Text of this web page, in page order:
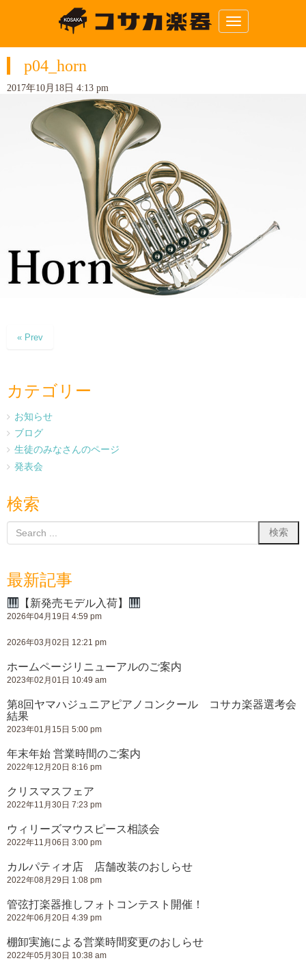
N
a
p04_horn
2017年10月18日 4:13 pm
« Prev
カテゴリー
お知らせ
ブログ
生徒のみなさんのページ
発表会
検索
最新記事
【新発売モデル入荷】
2026年04月19日 4:59 pm
2026年03月02日 12:21 pm
ホームページリニューアルのご案内
2023年02月01日 10:49 am
第8回ヤマハジュニアピアノコンクール コサカ楽器選考会
結果
2023年01月15日 5:00 pm
年末年始 営業時間のご案内
2022年12月20日 8:16 pm
クリスマスフェア
2022年11月30日 7:23 pm
ウィリーズマウスピース相談会
2022年11月06日 3:00 pm
カルパティオ店 店舗改装のおしらせ
2022年08月29日 1:08 pm
管弦打楽器推しフォトコンテスト開催！
2022年06月20日 4:39 pm
棚卸実施による営業時間変更のおしらせ
2022年05月30日 10:38 am